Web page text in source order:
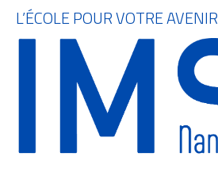
L’ÉCOLE POUR VOTRE AVENIR